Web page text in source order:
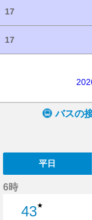
17
17
バスの
平日
6時
43★